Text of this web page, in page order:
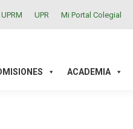
UPRM UPR Mi Portal Colegial
ACADEMIA